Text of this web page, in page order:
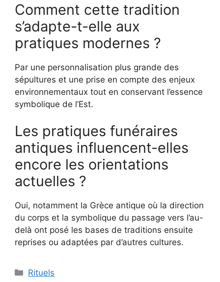
Comment cette tradition
s’adapte-t-elle aux
pratiques modernes ?
Par une personnalisation plus grande des
sépultures et une prise en compte des enjeux
environnementaux tout en conservant l’essence
symbolique de l’Est.
Les pratiques funéraires
antiques influencent-elles
encore les orientations
actuelles ?
Oui, notamment la Grèce antique où la direction
du corps et la symbolique du passage vers l’au-
delà ont posé les bases de traditions ensuite
reprises ou adaptées par d’autres cultures.
Catégories
Rituels